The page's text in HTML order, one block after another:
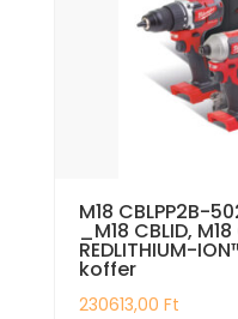
M18 CBLPP2B-
_M18 CBLID,
REDLITHIUM-
koffer
230613,00 Ft